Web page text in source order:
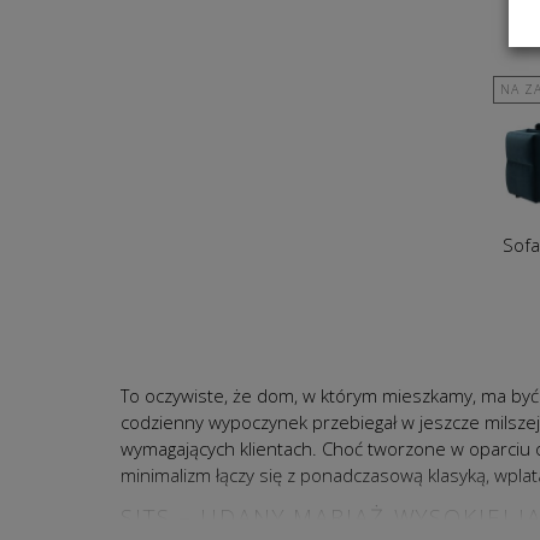
NA
To oczywiste, że dom, w którym mieszkamy, ma
codzienny wypoczynek przebiegał w jeszcze
wymagających klientach. Choć tworzone w
minimalizm łączy się z ponadczasową klasyką,
SITS – UDANY MARIAŻ WYSOKIEJ